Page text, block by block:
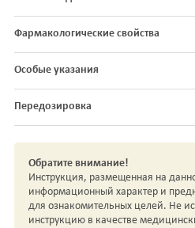
Фармакологические свойства
Особые указания
Передозировка
Обратите внимание!
Инструкция, размещенная на
информационный характер и
для ознакомительных целей. Не
инструкцию в качестве